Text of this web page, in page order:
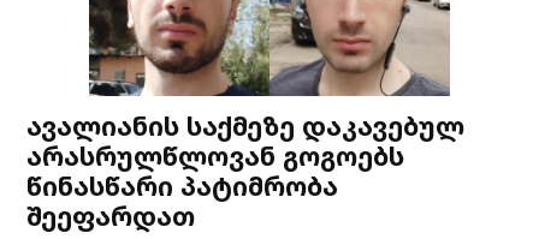
ავალიანის საქმეზე დაკავებულ
არასრულწლოვან გოგოებს
წინასწარი პატიმრობა
შეეფარდათ